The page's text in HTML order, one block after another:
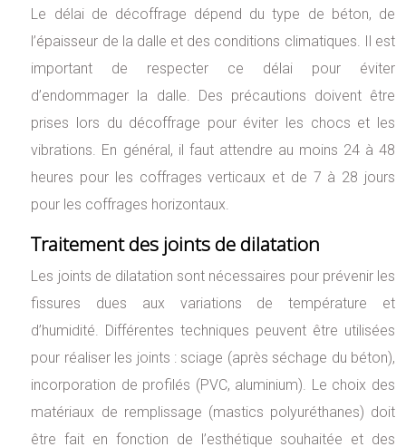
Le délai de décoffrage dépend du type de béton, de
l’épaisseur de la dalle et des conditions climatiques. Il est
important de respecter ce délai pour éviter
d’endommager la dalle. Des précautions doivent être
prises lors du décoffrage pour éviter les chocs et les
vibrations. En général, il faut attendre au moins 24 à 48
heures pour les coffrages verticaux et de 7 à 28 jours
pour les coffrages horizontaux.
Traitement des joints de dilatation
Les joints de dilatation sont nécessaires pour prévenir les
fissures dues aux variations de température et
d’humidité. Différentes techniques peuvent être utilisées
pour réaliser les joints : sciage (après séchage du béton),
incorporation de profilés (PVC, aluminium). Le choix des
matériaux de remplissage (mastics polyuréthanes) doit
être fait en fonction de l’esthétique souhaitée et des